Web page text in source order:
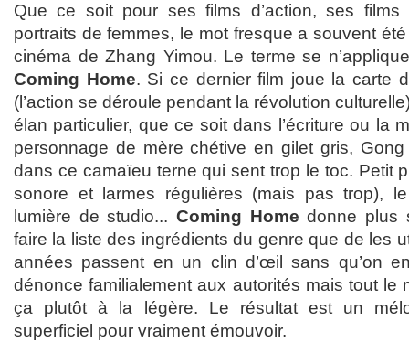
Que ce soit pour ses films d’action, ses
portraits de femmes, le mot fresque a souvent
cinéma de Zhang Yimou. Le terme se
Coming Home. Si ce dernier film joue la carte
(l’action se déroule pendant la révolution
élan particulier, que ce soit dans l’écriture ou la
personnage de mère chétive en gilet gris,
dans ce camaïeu terne qui sent trop le toc. Petit
sonore et larmes régulières (mais pas trop),
lumière de studio... Coming Home donne plus
faire la liste des ingrédients du genre que de les
années passent en un clin d’œil sans qu’on
dénonce familialement aux autorités mais tout le
ça plutôt à la légère. Le résultat est un
superficiel pour vraiment émouvoir.